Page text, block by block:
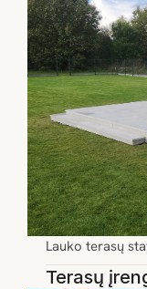
Lauko terasų
Terasų